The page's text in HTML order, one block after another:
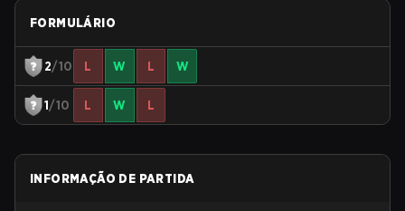
FORMULÁRIO
2/10 L W L W
1/10 L W L
INFORMAÇÃO DE PARTIDA